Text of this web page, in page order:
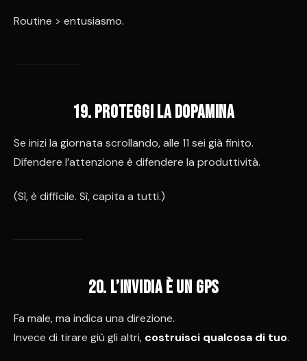
Routine > entusiasmo.
19. Proteggi la dopamina
Se inizi la giornata scrollando, alle 11 sei già finito.
Difendere l’attenzione è difendere la produttività.
(Sì, è difficile. Sì, capita a tutti.)
20. L’invidia è un GPS
Fa male, ma indica una direzione.
Invece di tirare giù gli altri, costruisci qualcosa di tuo.